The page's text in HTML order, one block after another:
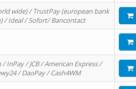
wide) / TrustPay (european bank
/ Ideal / Sofort/ Bancontact
InPay / JCB / American Express /
/ DaoPay / Cash4WM